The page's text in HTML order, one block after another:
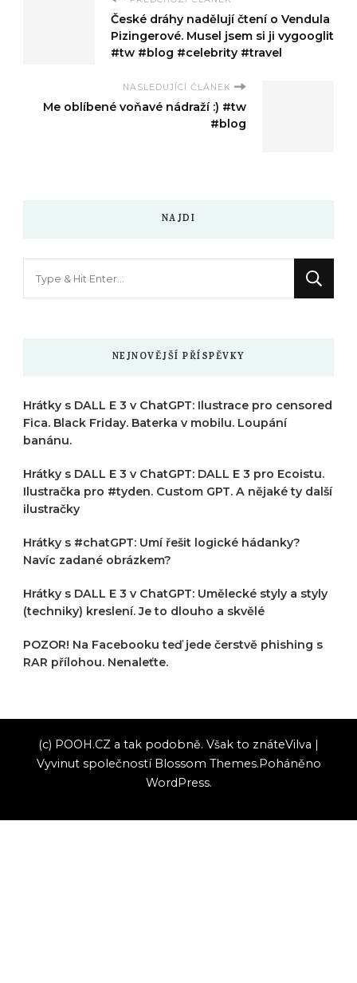
České dráhy nadělují čtení o Vendula
Pizingerové. Musel jsem si ji vygooglit
#tw #blog #celebrity #travel
NASLEDUJÍCÍ ČLÁNEK
Me oblíbené voňavé nádraží :) #tw
#blog
NAJDI
NEJNOVĚJŠÍ PŘÍSPĚVKY
Hrátky s DALL E 3 v ChatGPT: Ilustrace pro censored
Fica. Black Friday. Baterka v mobilu. Loupání
banánu.
Hrátky s DALL E 3 v ChatGPT: DALL E 3 pro Ecoistu.
Ilustračka pro #tyden. Custom GPT. A nějaké ty další
ilustračky
Hrátky s #chatGPT: Umí řešit logické hádanky?
Navíc zadané obrázkem?
Hrátky s DALL E 3 v ChatGPT: Umělecké styly a styly
(techniky) kreslení. Je to dlouho a skvělé
POZOR! Na Facebooku teď jede čerstvě phishing s
RAR přílohou. Nenaleťte.
(c) POOH.CZ a tak podobně. Však to znáteVilva |
Vyvinut společností Blossom Themes.Poháněno
WordPress.